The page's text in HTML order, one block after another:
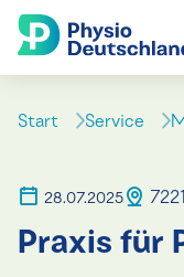
Start Service
28.07.2025
Praxis für